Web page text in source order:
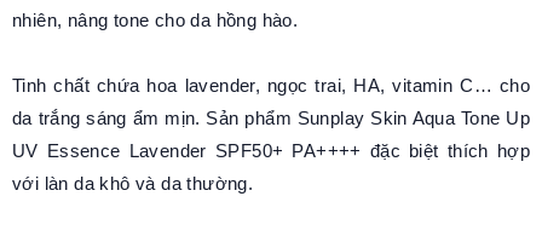
nhiên, nâng tone cho da hồng hào.
Tinh chất chứa hoa lavender, ngọc trai, HA, vitamin C… cho
da trắng sáng ẩm mịn. Sản phẩm Sunplay Skin Aqua Tone Up
UV Essence Lavender SPF50+ PA++++ đặc biệt thích hợp
với làn da khô và da thường.